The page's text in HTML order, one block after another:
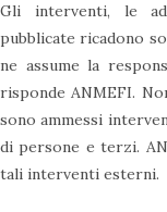
Gli interventi, le
pubblicate ricadono
ne assume la
risponde ANMEFI.
sono ammessi
di persone e terzi.
tali interventi esterni.